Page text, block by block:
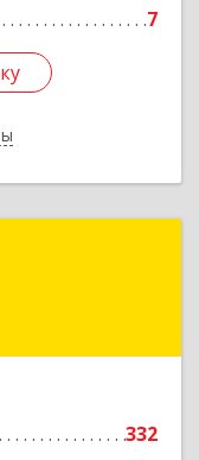
7
332
Анапский р-н,
Подробнее